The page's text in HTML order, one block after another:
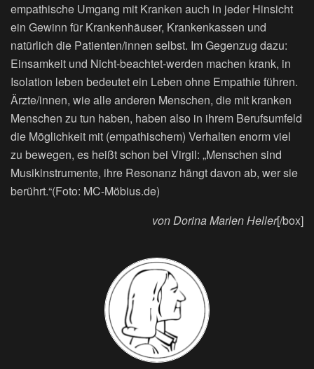
empathische Umgang mit Kranken auch in jeder Hinsicht
ein Gewinn für Krankenhäuser, Krankenkassen und
natürlich die Patienten/innen selbst. Im Gegenzug dazu:
Einsamkeit und Nicht-beachtet-werden machen krank, in
Isolation leben bedeutet ein Leben ohne Empathie führen.
Ärzte/innen, wie alle anderen Menschen, die mit kranken
Menschen zu tun haben, haben also in ihrem Berufsumfeld
die Möglichkeit mit (empathischem) Verhalten enorm viel
zu bewegen, es heißt schon bei Virgil: „Menschen sind
Musikinstrumente, ihre Resonanz hängt davon ab, wer sie
berührt.“(Foto: MC-Möbius.de)
von Dorina Marlen Heller[/box]